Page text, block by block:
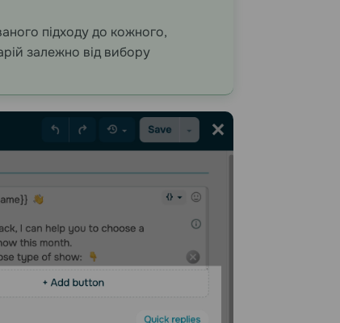
підходу до кожного,
залежно від вибору